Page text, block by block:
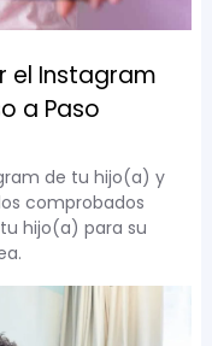
el Instagram
a Paso
de tu hijo(a) y
comprobados
hijo(a) para su